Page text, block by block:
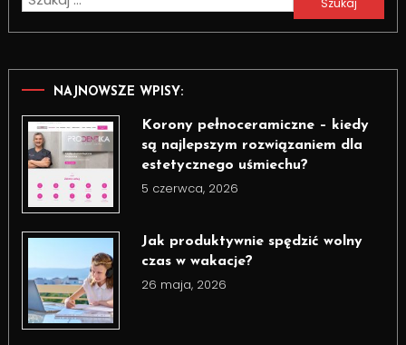
NAJNOWSZE WPISY:
Korony pełnoceramiczne – kiedy
są najlepszym rozwiązaniem dla
estetycznego uśmiechu?
5 czerwca, 2026
Jak produktywnie spędzić wolny
czas w wakacje?
26 maja, 2026